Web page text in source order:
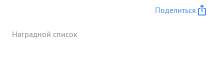
Поделиться
Наградной список